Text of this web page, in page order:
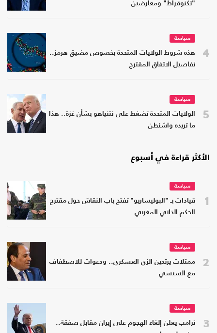
"تكنوقراط" ومعارضين
4
سياسة
هذه شروط الولايات المتحدة بخصوص مضيق هرمز..
تفاصيل الاتفاق المقترح
5
سياسة
الولايات المتحدة تضغط على نتنياهو بشأن غزة.. هذا
ما تريده واشنطن
الأكثر قراءة في أسبوع
1
سياسة
قيادات بـ "البوليساريو" تفتح باب النقاش حول مقترح
الحكم الذاتي المغربي
2
سياسة
ممثلات يرتدين الزي العسكري.. ودعوات للاصطفاف
مع السيسي
3
سياسة
ترامب يعلن إلغاء الهجوم على إيران مقابل صفقة..